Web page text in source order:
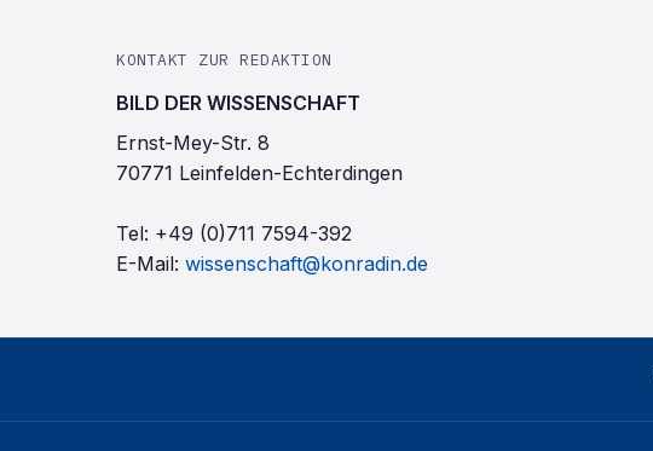
KONTAKT ZUR REDAKTION
BILD DER WISSENSCHAFT
Ernst-Mey-Str. 8
70771 Leinfelden-Echterdingen
Tel: +49 (0)711 7594-392
E-Mail: wissenschaft@konradin.de